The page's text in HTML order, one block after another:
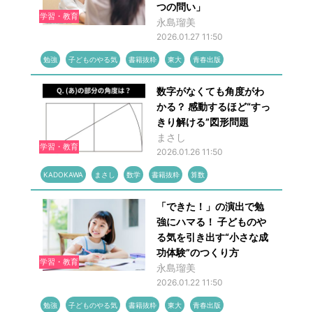
学習・教育
つの問い」
永島瑠美
2026.01.27 11:50
勉強 子どものやる気 書籍抜粋 東大 青春出版
学習・教育
数字がなくても角度がわ
かる？ 感動するほど“すっ
きり解ける”図形問題
まさし
2026.01.26 11:50
KADOKAWA まさし 数学 書籍抜粋 算数
学習・教育
「できた！」の演出で勉
強にハマる！ 子どものや
る気を引き出す“小さな成
功体験”のつくり方
永島瑠美
2026.01.22 11:50
勉強 子どものやる気 書籍抜粋 東大 青春出版